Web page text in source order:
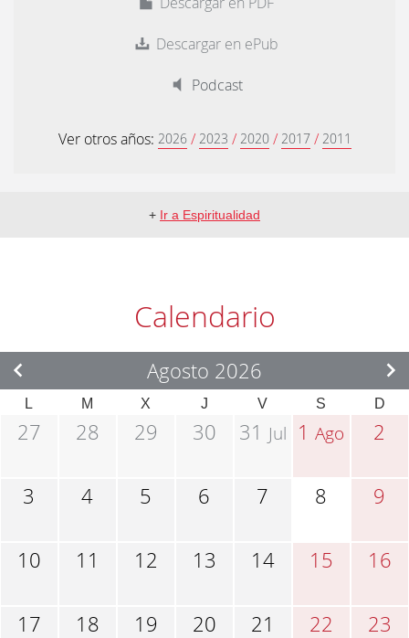
Descargar en ePub
Podcast
Ver otros años: 2026 / 2023 / 2020 / 2017 / 2011
+ Ir a Espiritualidad
Calendario
Agosto 2026
L M X J V S D
27 28 29 30 31 Jul 1Ago 2
3 4 5 6 7 8 9
10 11 12 13 14 15 16
17 18 19 20 21 22 23